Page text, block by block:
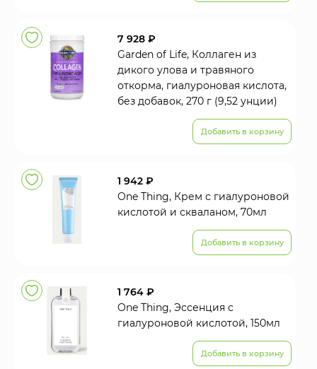
7 928 ₽
Garden of Life, Коллаген из
дикого улова и травяного
откорма, гиалуроновая кислота,
без добавок, 270 г (9,52 унции)
Добавить в корзину
1 942 ₽
One Thing, Крем с гиалуроновой
кислотой и скваланом, 70мл
Добавить в корзину
1 764 ₽
One Thing, Эссенция с
гиалуроновой кислотой, 150мл
Добавить в корзину